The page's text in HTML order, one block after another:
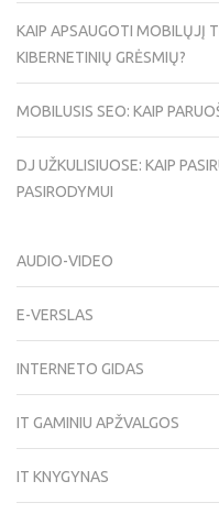
KAIP APSAUGOTI MOBILŲJĮ
KIBERNETINIŲ GRĖSMIŲ?
MOBILUSIS SEO: KAIP
DJ UŽKULISIUOSE: KAIP
PASIRODYMUI
AUDIO-VIDEO
E-VERSLAS
INTERNETO GIDAS
IT GAMINIU APŽVALGOS
IT KNYGYNAS